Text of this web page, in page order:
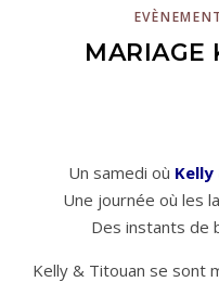
EVÈNEMENT
MARIAGE
Un samedi où
Une journée où les
Des instants de
Kelly & Titouan se sont